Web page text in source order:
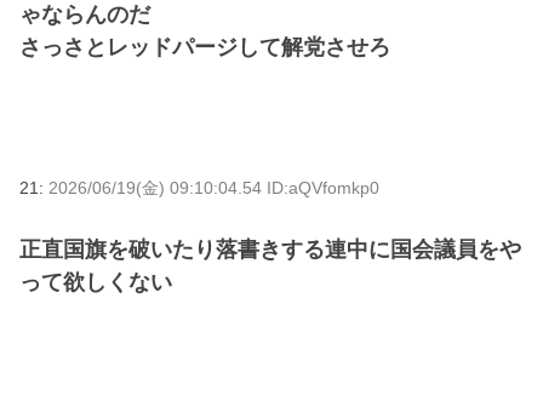
ゃならんのだ
さっさとレッドパージして解党させろ
21: 2026/06/19(金) 09:10:04.54 ID:aQVfomkp0
正直国旗を破いたり落書きする連中に国会議員をや
って欲しくない